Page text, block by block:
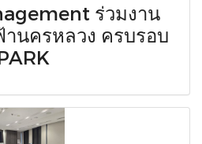
ร่วมงาน
นครหลวง ครบรอบ